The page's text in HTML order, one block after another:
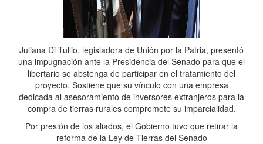
Juliana Di Tullio, legisladora de Unión por la Patria, presentó
una impugnación ante la Presidencia del Senado para que el
libertario se abstenga de participar en el tratamiento del
proyecto. Sostiene que su vínculo con una empresa
dedicada al asesoramiento de inversores extranjeros para la
compra de tierras rurales compromete su imparcialidad.
Por presión de los aliados, el Gobierno tuvo que retirar la
reforma de la Ley de Tierras del Senado